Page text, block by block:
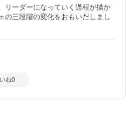
リーダーになっていく過程が描か
の三段階の変化をおもいだしまし
ね0